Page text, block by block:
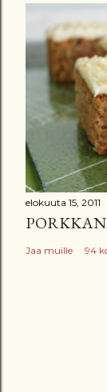
elokuuta 15, 2011
Jaa muille 94